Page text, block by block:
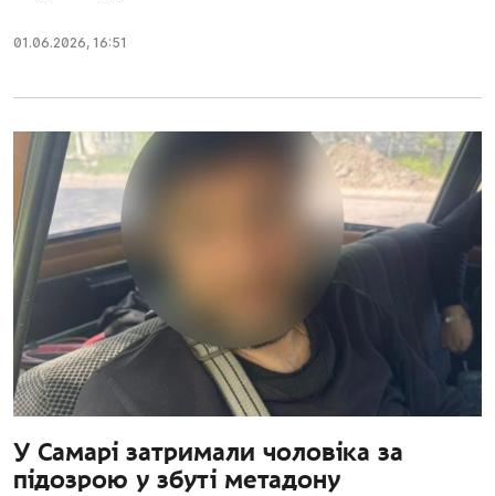
01.06.2026, 16:51
У Самарі затримали чоловіка за
підозрою у збуті метадону